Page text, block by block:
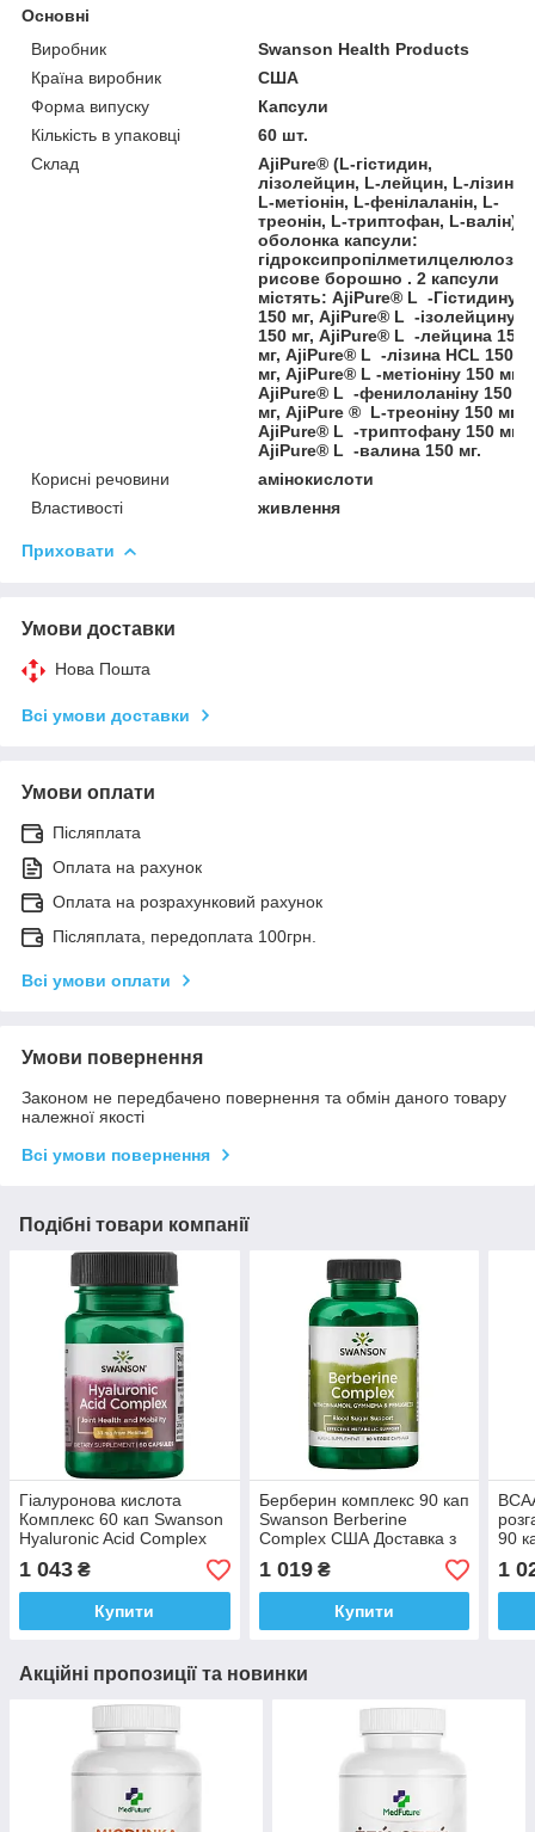
Основні
Виробник
Swanson Health Products
Країна виробник
США
Форма випуску
Капсули
Кількість в упаковці
60 шт.
Склад
AjiPure® (L-гістидин,
лізолейцин, L-лейцин, L-лізин,
L-метіонін, L-фенілаланін, L-
треонін, L-триптофан, L-валін),
оболонка капсули:
гідроксипропілметилцелюлоза,
рисове борошно . 2 капсули
містять: AjiPure® L -Гістидину
150 мг, AjiPure® L -ізолейцину
150 мг, AjiPure® L -лейцина 150
мг, AjiPure® L -лізина HCL 150
мг, AjiPure® L -метіоніну 150 мг,
AjiPure® L -фенилоланіну 150
мг, AjiPure ® L-треоніну 150 мг,
AjiPure® L -триптофану 150 мг,
AjiPure® L -валина 150 мг.
Корисні речовини
амінокислоти
Властивості
живлення
Приховати
Умови доставки
Нова Пошта
Всі умови доставки
Умови оплати
Післяплата
Оплата на рахунок
Оплата на розрахунковий рахунок
Післяплата, передоплата 100грн.
Всі умови оплати
Умови повернення
Законом не передбачено повернення та обмін даного товару
належної якості
Всі умови повернення
Подібні товари компанії
Гіалуронова кислота
Комплекс 60 кап Swanson
Hyaluronic Acid Complex
США Доставка з ЄС
1 043 ₴
Купити
Берберин комплекс 90 кап
Swanson Berberine
Complex США Доставка з
ЄС
1 019₴
Купити
90
1
Акційні пропозиції та новинки